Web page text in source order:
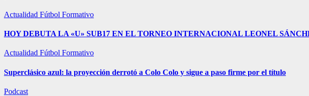
Actualidad Fútbol Formativo
HOY DEBUTA LA «U» SUB17 EN EL TORNEO INTERNACIONAL LEONEL
Actualidad Fútbol Formativo
Superclásico azul: la proyección derrotó a Colo Colo y sigue a paso firme por el título
Podcast